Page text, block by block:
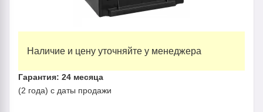
Наличие и цену уточняйте у менеджера
Гарантия: 24 месяца
(2 года) с даты продажи